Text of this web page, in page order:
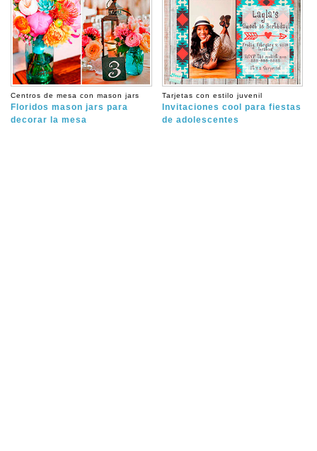
Centros de mesa con mason jars
Floridos mason jars para
decorar la mesa
Tarjetas con estilo juvenil
Invitaciones cool para fiestas
de adolescentes